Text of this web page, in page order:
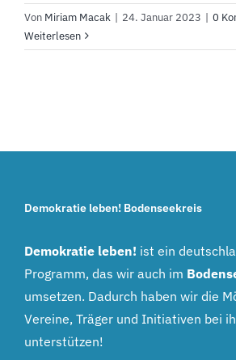
Von Miriam Macak | 24. Januar 2023 | 0
Weiterlesen
Demokratie leben! Bodenseekreis
Demokratie leben! ist ein
Programm, das wir auch im
umsetzen. Dadurch haben wir die
Vereine, Träger und Initiativen bei
unterstützen!